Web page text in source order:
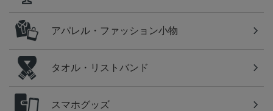
アパレル・ファッション小物
タオル・リストバンド
スマホグッズ